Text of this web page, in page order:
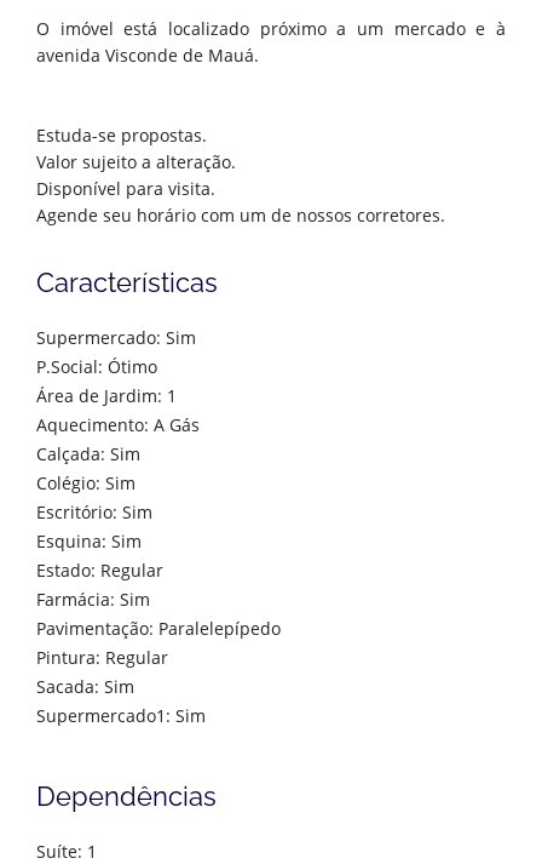
O imóvel está localizado próximo a um mercado e à
avenida Visconde de Mauá.
Estuda-se propostas.
Valor sujeito a alteração.
Disponível para visita.
Agende seu horário com um de nossos corretores.
Características
Supermercado: Sim
P.Social: Ótimo
Área de Jardim: 1
Aquecimento: A Gás
Calçada: Sim
Colégio: Sim
Escritório: Sim
Esquina: Sim
Estado: Regular
Farmácia: Sim
Pavimentação: Paralelepípedo
Pintura: Regular
Sacada: Sim
Supermercado1: Sim
Dependências
Suíte: 1